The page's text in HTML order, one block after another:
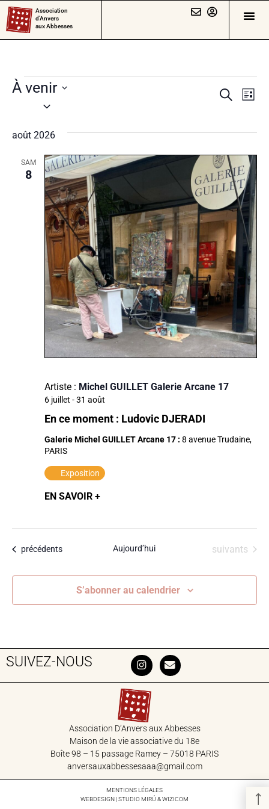
Association
d’Anvers
aux Abbesses
de
vues
Liste
À venir
Sélectionnez
date.
août 2026
SAM
8
6 juillet -31 août
En ce moment : Ludovic DJERADI
Galerie Michel GUILLET Arcane 17 : 8 avenue Trudaine,
PARIS
Exposition
Artiste : Michel GUILLET Galerie Arcane 17
EN SAVOIR +
Évènements
précédents Aujourd’hui Évènements
suivants
S’abonner au calendrier
SUIVEZ-NOUS
Association D’Anvers aux Abbesses
Maison de la vie associative du 18‎e
Boîte 98 – 15 passage Ramey – 75018 PARIS
anversauxabbessesaaa@gmail.com
MENTIONS LÉGALES
WEBDESIGN | STUDIOMIRÚ &WIZICOM